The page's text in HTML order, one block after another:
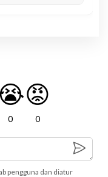
0
😡
0
pengguna dan diatur